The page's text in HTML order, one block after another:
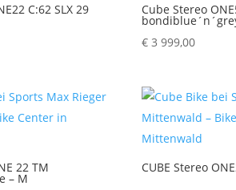
C:62 SLX 29 Cube Stereo
€ 3 999,00
22 TM
– M
CUBE Stereo